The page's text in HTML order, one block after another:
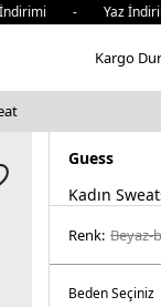
Yaz
Kargo
Guess
Kadın
Renk: beyaz-